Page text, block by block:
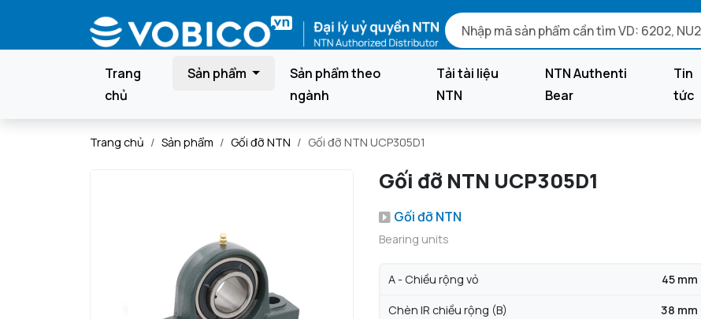
Trang
chủ
Sản phẩm
Sản phẩm theo
ngành
Tải tài liệu
NTN
NTN Authenti
Bear
Tin
tức
Trang chủ Sản phẩm Gối đỡ NTN Gối đỡ NTN UCP305D1
Gối đỡ NTN UCP305D1
Gối đỡ NTN
Bearing units
A - Chiều rộng vỏ 45 mm
Chèn IR chiều rộng (B) 38 mm